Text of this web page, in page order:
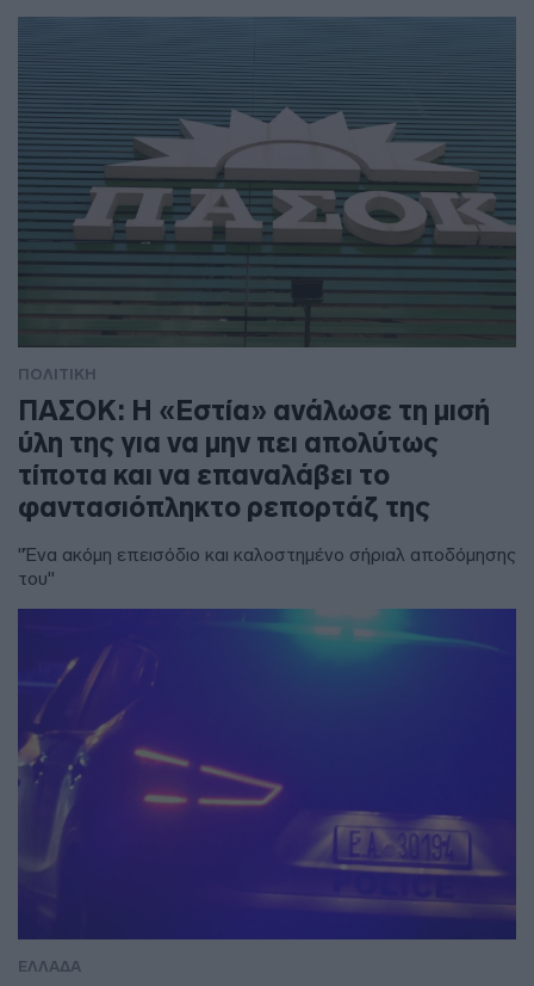
ΠΟΛΙΤΙΚΗ
ΠΑΣΟΚ: Η «Εστία» ανάλωσε τη μισή
ύλη της για να μην πει απολύτως
τίποτα και να επαναλάβει το
φαντασιόπληκτο ρεπορτάζ της
"Ένα ακόμη επεισόδιο και καλοστημένο σήριαλ αποδόμησης
του"
ΕΛΛΑΔΑ